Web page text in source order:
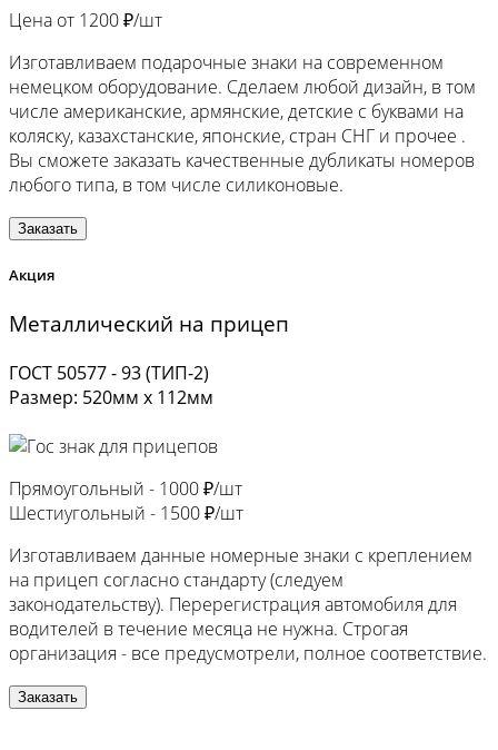
Цена от 1200 ₽/шт
Изготавливаем подарочные знаки на современном
немецком оборудование. Сделаем любой дизайн, в том
числе американские, армянские, детские с буквами на
коляску, казахстанские, японские, стран СНГ и прочее .
Вы сможете заказать качественные дубликаты номеров
любого типа, в том числе силиконовые.
Заказать
Акция
Металлический на прицеп
ГОСТ 50577 - 93 (ТИП-2)
Размер: 520мм х 112мм
Прямоугольный - 1000 ₽/шт
Шестиугольный - 1500 ₽/шт
Изготавливаем данные номерные знаки с креплением
на прицеп согласно стандарту (следуем
законодательству). Перерегистрация автомобиля для
водителей в течение месяца не нужна. Строгая
организация - все предусмотрели, полное соответствие.
Заказать